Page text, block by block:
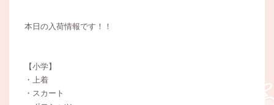
本日の入荷情報です！！
【小学】
・上着
・スカート